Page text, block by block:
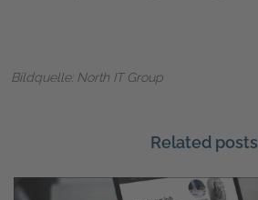
Bildquelle: North IT Group
Related posts